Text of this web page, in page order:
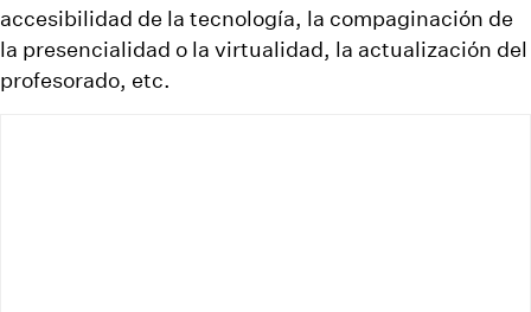
accesibilidad de la tecnología, la compaginación de
la presencialidad o la virtualidad, la actualización del
profesorado, etc.